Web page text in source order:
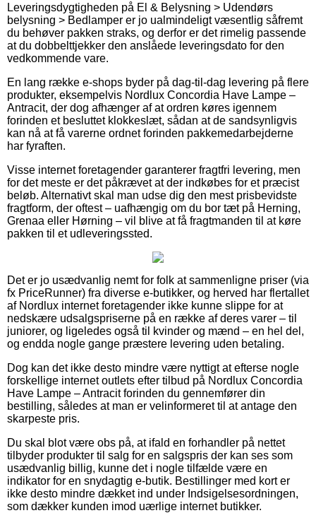
Leveringsdygtigheden på El & Belysning > Udendørs
belysning > Bedlamper er jo ualmindeligt væsentlig såfremt
du behøver pakken straks, og derfor er det rimelig passende
at du dobbelttjekker den anslåede leveringsdato for den
vedkommende vare.
En lang række e-shops byder på dag-til-dag levering på flere
produkter, eksempelvis Nordlux Concordia Have Lampe –
Antracit, der dog afhænger af at ordren køres igennem
forinden et besluttet klokkeslæt, sådan at de sandsynligvis
kan nå at få varerne ordnet forinden pakkemedarbejderne
har fyraften.
Visse internet foretagender garanterer fragtfri levering, men
for det meste er det påkrævet at der indkøbes for et præcist
beløb. Alternativt skal man udse dig den mest prisbevidste
fragtform, der oftest – uafhængig om du bor tæt på Herning,
Grenaa eller Hørning – vil blive at få fragtmanden til at køre
pakken til et udleveringssted.
Det er jo usædvanlig nemt for folk at sammenligne priser (via
fx PriceRunner) fra diverse e-butikker, og herved har flertallet
af Nordlux internet foretagender ikke kunne slippe for at
nedskære udsalgspriserne på en række af deres varer – til
juniorer, og ligeledes også til kvinder og mænd – en hel del,
og endda nogle gange præstere levering uden betaling.
Dog kan det ikke desto mindre være nyttigt at efterse nogle
forskellige internet outlets efter tilbud på Nordlux Concordia
Have Lampe – Antracit forinden du gennemfører din
bestilling, således at man er velinformeret til at antage den
skarpeste pris.
Du skal blot være obs på, at ifald en forhandler på nettet
tilbyder produkter til salg for en salgspris der kan ses som
usædvanlig billig, kunne det i nogle tilfælde være en
indikator for en snydagtig e-butik. Bestillinger med kort er
ikke desto mindre dækket ind under Indsigelsesordningen,
som dækker kunden imod uærlige internet butikker.